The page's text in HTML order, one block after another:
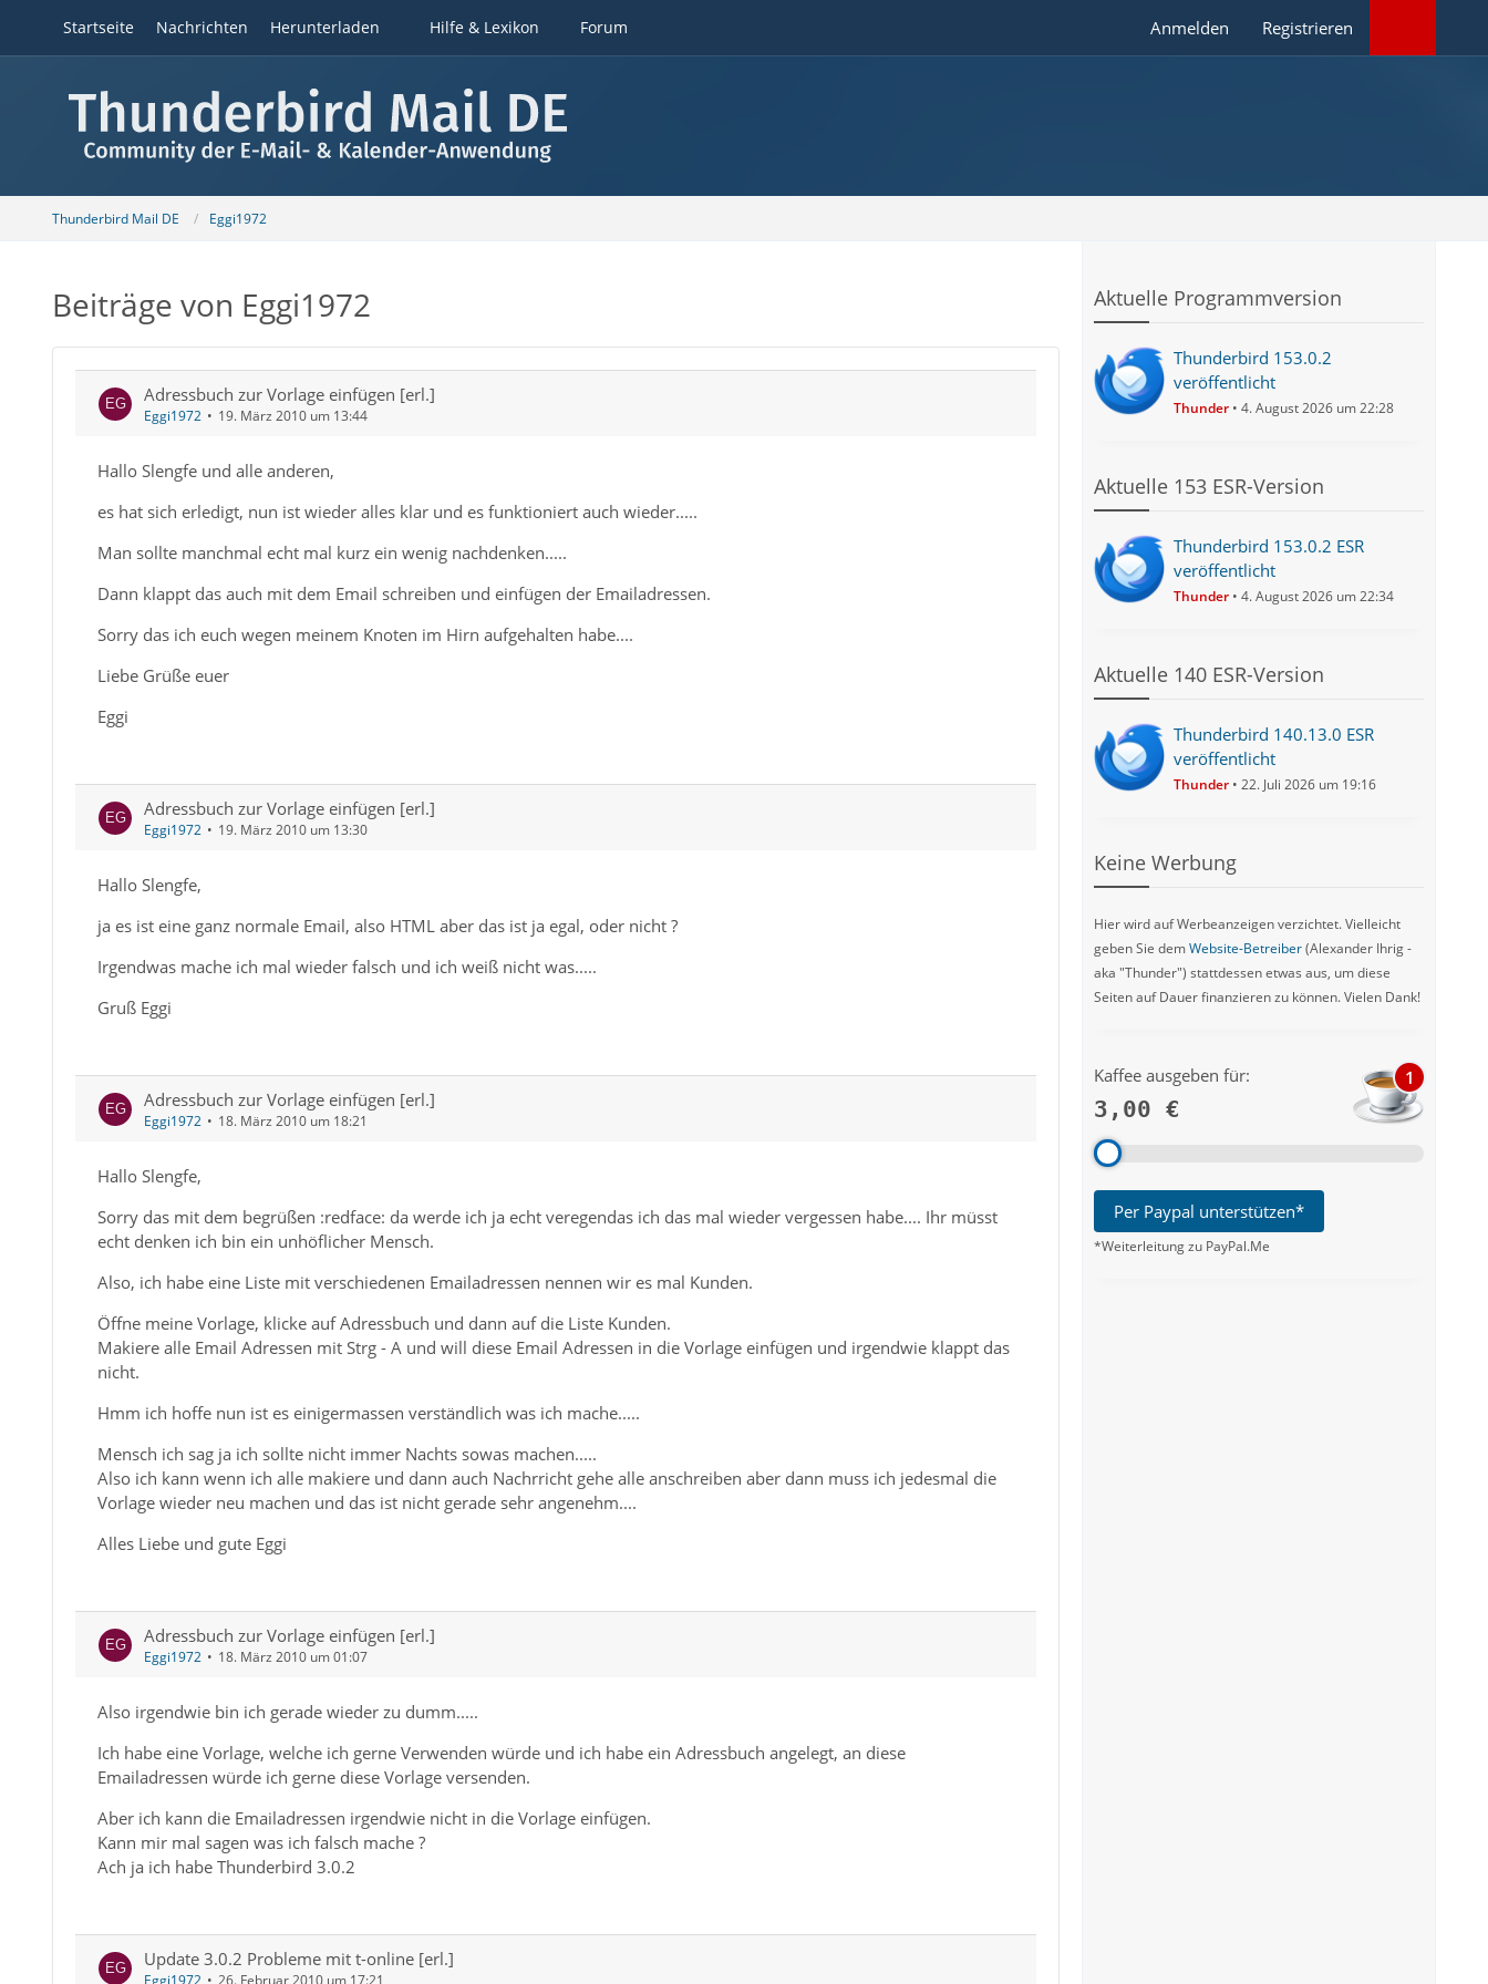
Startseite Nachrichten Herunterladen Hilfe & Lexikon Forum Anmelden Registrieren
Thunderbird Mail DE Eggi1972
Beiträge von Eggi1972
Adressbuch zur Vorlage einfügen [erl.]
Eggi1972 19. März 2010 um 13:44
Hallo Slengfe und alle anderen,
es hat sich erledigt, nun ist wieder alles klar und es funktioniert auch wieder.....
Man sollte manchmal echt mal kurz ein wenig nachdenken.....
Dann klappt das auch mit dem Email schreiben und einfügen der Emailadressen.
Sorry das ich euch wegen meinem Knoten im Hirn aufgehalten habe....
Liebe Grüße euer
Eggi
Adressbuch zur Vorlage einfügen [erl.]
Eggi1972 19. März 2010 um 13:30
Hallo Slengfe,
ja es ist eine ganz normale Email, also HTML aber das ist ja egal, oder nicht ?
Irgendwas mache ich mal wieder falsch und ich weiß nicht was.....
Gruß Eggi
Adressbuch zur Vorlage einfügen [erl.]
Eggi1972 18. März 2010 um 18:21
Hallo Slengfe,
Sorry das mit dem begrüßen :redface: da werde ich ja echt veregendas ich das mal wieder vergessen habe.... Ihr müsst
echt denken ich bin ein unhöflicher Mensch.
Also, ich habe eine Liste mit verschiedenen Emailadressen nennen wir es mal Kunden.
Öffne meine Vorlage, klicke auf Adressbuch und dann auf die Liste Kunden.
Makiere alle Email Adressen mit Strg - A und will diese Email Adressen in die Vorlage einfügen und irgendwie klappt das
nicht.
Hmm ich hoffe nun ist es einigermassen verständlich was ich mache.....
Mensch ich sag ja ich sollte nicht immer Nachts sowas machen.....
Also ich kann wenn ich alle makiere und dann auch Nachrricht gehe alle anschreiben aber dann muss ich jedesmal die
Vorlage wieder neu machen und das ist nicht gerade sehr angenehm....
Alles Liebe und gute Eggi
Adressbuch zur Vorlage einfügen [erl.]
Eggi1972 18. März 2010 um 01:07
Also irgendwie bin ich gerade wieder zu dumm.....
Ich habe eine Vorlage, welche ich gerne Verwenden würde und ich habe ein Adressbuch angelegt, an diese
Emailadressen würde ich gerne diese Vorlage versenden.
Aber ich kann die Emailadressen irgendwie nicht in die Vorlage einfügen.
Kann mir mal sagen was ich falsch mache ?
Ach ja ich habe Thunderbird 3.0.2
Update 3.0.2 Probleme mit t-online [erl.]
Eggi1972 26. Februar 2010 um 17:21
Aktuelle Programmversion
Thunderbird 153.0.2
veröffentlicht
Thunder 4. August 2026 um 22:28
Aktuelle 153 ESR-Version
Thunderbird 153.0.2 ESR
veröffentlicht
Thunder 4. August 2026 um 22:34
Aktuelle 140 ESR-Version
Thunderbird 140.13.0 ESR
veröffentlicht
Thunder 22. Juli 2026 um 19:16
Keine Werbung
Hier wird auf Werbeanzeigen verzichtet. Vielleicht
geben Sie demWebsite-Betreiber(Alexander Ihrig -
aka "Thunder") stattdessen etwas aus, um diese
Seiten auf Dauer finanzieren zu können. Vielen Dank!
Kaffee ausgeben für:
3,00 €
1
Per Paypal unterstützen*
*Weiterleitung zu PayPal.Me